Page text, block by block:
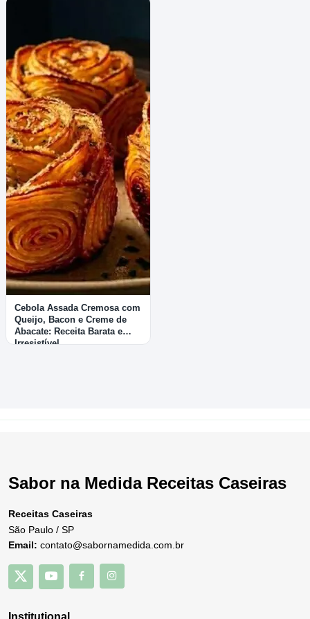
Cebola Assada Cremosa com
Queijo, Bacon e Creme de
Abacate: Receita Barata e
Irresistível
Sabor na Medida Receitas Caseiras
Receitas Caseiras
São Paulo / SP
Email: contato@sabornamedida.com.br